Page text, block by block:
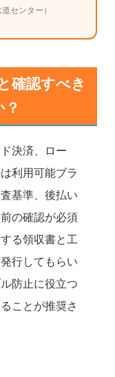
センター）
確認すべき
決済、ロー
利用可能ブラ
基準、後払い
の確認が必須
る領収書と工
行してもらい
防止に役立つ
ことが推奨さ